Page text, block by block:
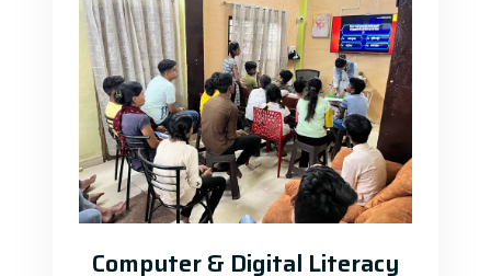
Computer & Digital Literacy